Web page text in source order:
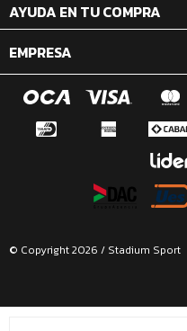
AYUDA EN TU COMPRA
EMPRESA
© Copyright 2026 / Stadium Sport